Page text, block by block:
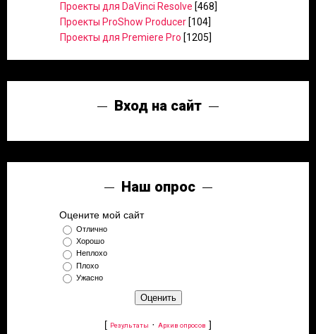
Проекты для DaVinci Resolve [468]
Проекты ProShow Producer [104]
Проекты для Premiere Pro [1205]
Вход на сайт
Наш опрос
Оцените мой сайт
Отлично
Хорошо
Неплохо
Плохо
Ужасно
[ Результаты · Архив опросов ]